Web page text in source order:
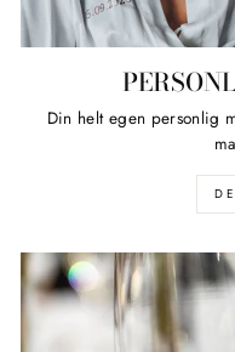
Din helt egen personlig